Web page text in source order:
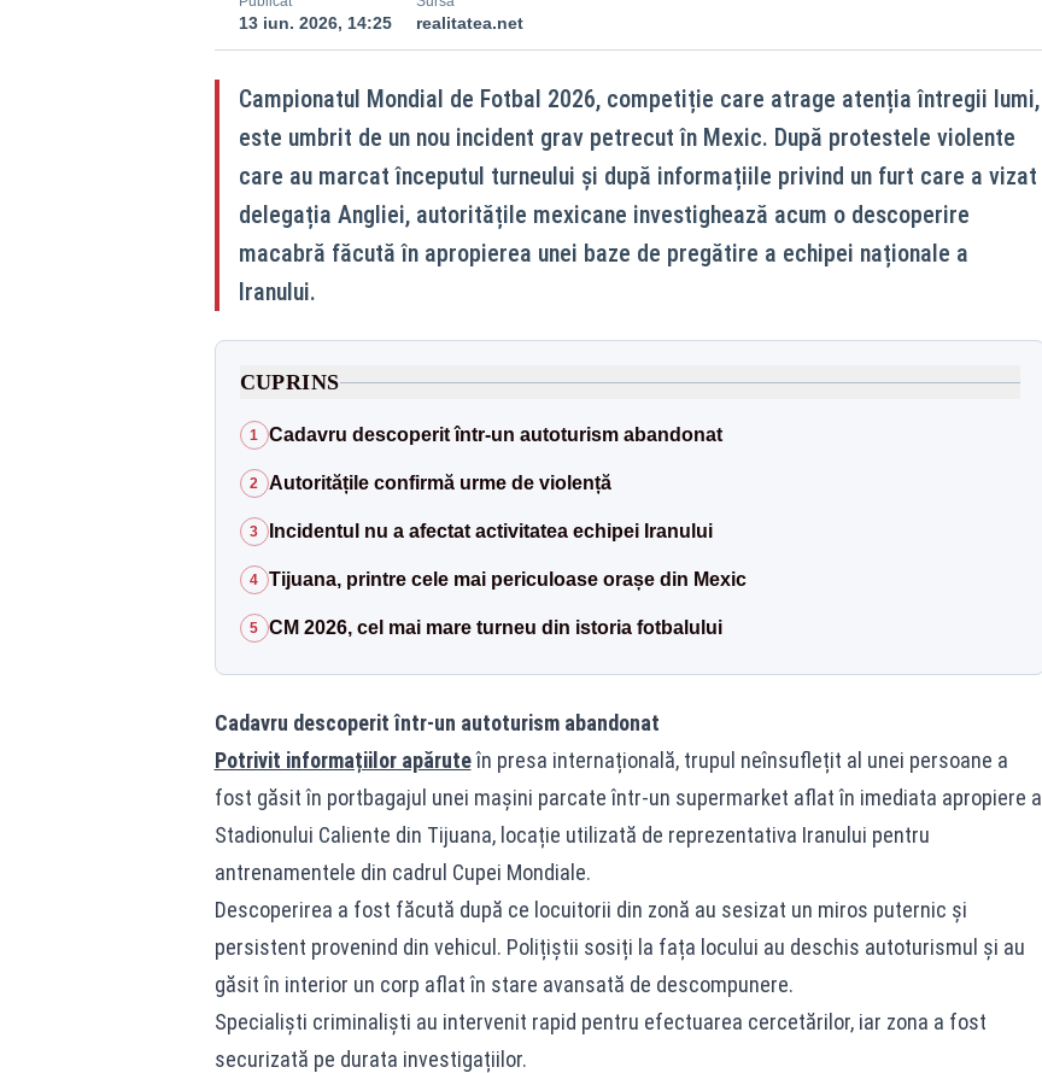
13 iun. 2026, 14:25 realitatea.net
Campionatul Mondial de Fotbal 2026, competiție care atrage atenția întregii lumi,
este umbrit de un nou incident grav petrecut în Mexic. După protestele violente
care au marcat începutul turneului și după informațiile privind un furt care a vizat
delegația Angliei, autoritățile mexicane investighează acum o descoperire
macabră făcută în apropierea unei baze de pregătire a echipei naționale a
Iranului.
CUPRINS
1 Cadavru descoperit într-un autoturism abandonat
2 Autoritățile confirmă urme de violență
3 Incidentul nu a afectat activitatea echipei Iranului
4 Tijuana, printre cele mai periculoase orașe din Mexic
5 CM 2026, cel mai mare turneu din istoria fotbalului
Cadavru descoperit într-un autoturism abandonat
Potrivit informațiilor apăruteîn presa internațională, trupul neînsuflețit al unei persoane a
fost găsit în portbagajul unei mașini parcate într-un supermarket aflat în imediata apropiere a
Stadionului Caliente din Tijuana, locație utilizată de reprezentativa Iranului pentru
antrenamentele din cadrul Cupei Mondiale.
Descoperirea a fost făcută după ce locuitorii din zonă au sesizat un miros puternic și
persistent provenind din vehicul. Polițiștii sosiți la fața locului au deschis autoturismul și au
găsit în interior un corp aflat în stare avansată de descompunere.
Specialiști criminaliști au intervenit rapid pentru efectuarea cercetărilor, iar zona a fost
securizată pe durata investigațiilor.